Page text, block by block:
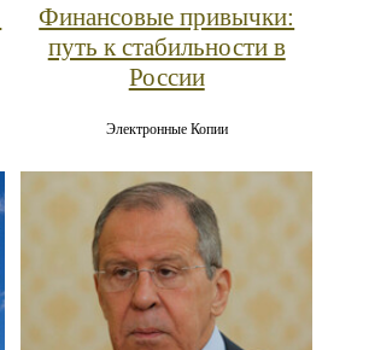
Финансовые привычки:
путь к стабильности в
России
Электронные Копии